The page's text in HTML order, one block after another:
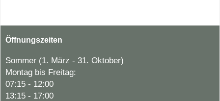
Öffnungszeiten
Sommer (1. März - 31. Oktober)
Montag bis Freitag:
07:15 - 12:00
13:15 - 17:00